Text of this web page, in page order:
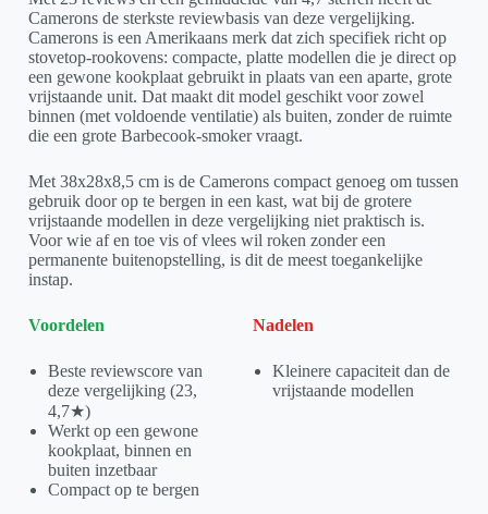
Camerons de sterkste reviewbasis van deze vergelijking.
Camerons is een Amerikaans merk dat zich specifiek richt op
stovetop-rookovens: compacte, platte modellen die je direct op
een gewone kookplaat gebruikt in plaats van een aparte, grote
vrijstaande unit. Dat maakt dit model geschikt voor zowel
binnen (met voldoende ventilatie) als buiten, zonder de ruimte
die een grote Barbecook-smoker vraagt.
Met 38x28x8,5 cm is de Camerons compact genoeg om tussen
gebruik door op te bergen in een kast, wat bij de grotere
vrijstaande modellen in deze vergelijking niet praktisch is.
Voor wie af en toe vis of vlees wil roken zonder een
permanente buitenopstelling, is dit de meest toegankelijke
instap.
Voordelen
Beste reviewscore van
deze vergelijking (23,
4,7★)
Werkt op een gewone
kookplaat, binnen en
buiten inzetbaar
Compact op te bergen
Nadelen
Kleinere capaciteit dan de
vrijstaande modellen